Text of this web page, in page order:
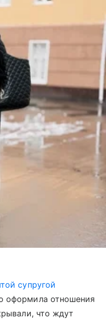
супругой
оформила отношения
что ждут